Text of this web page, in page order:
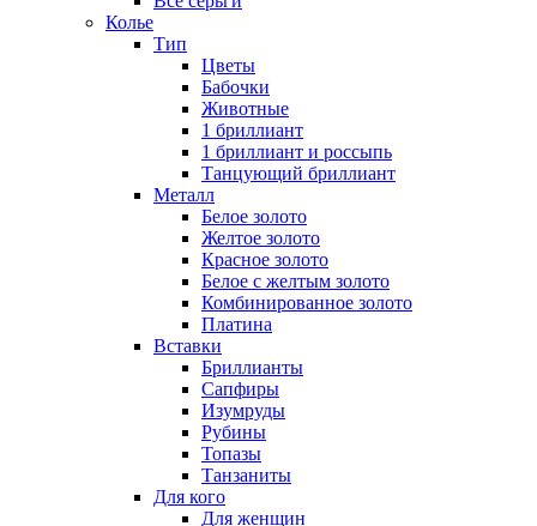
Колье
Тип
Цветы
Бабочки
Животные
1 бриллиант
1 бриллиант и россыпь
Танцующий бриллиант
Металл
Белое золото
Желтое золото
Красное золото
Белое с желтым золото
Комбинированное золото
Платина
Вставки
Бриллианты
Сапфиры
Изумруды
Рубины
Топазы
Танзаниты
Для кого
Для женщин